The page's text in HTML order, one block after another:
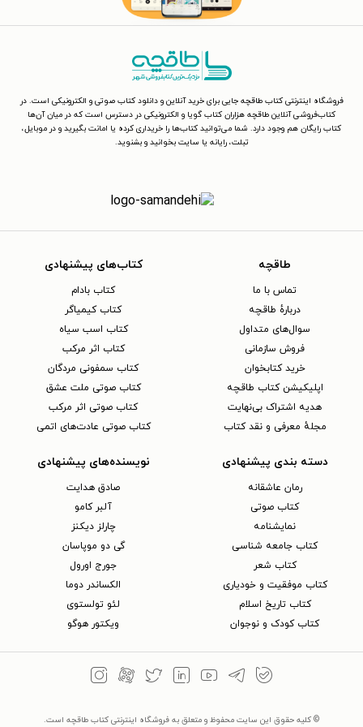
فروشگاه اینترنتی کتاب طاقچه جایی برای خرید آنلاین و دانلود کتاب صوتی و الکترونیکی است. در
کتاب‌فروشی آنلاین طاقچه هزاران کتاب گویا و الکترونیکی در دسترس است که در میان آن‌ها
کتاب رایگان هم وجود دارد. شما می‌توانید کتاب‌ها را خریداری کرده یا امانت بگیرید و در موبایل،
تبلت، رایانه یا سایت بخوانید و بشنوید.
طاقچه
تماس با ما
دربارهٔ طاقچه
سوال‌های متداول
فروش سازمانی
خرید کتابخوان
اپلیکیشن کتاب طاقچه
هدیه اشتراک بی‌نهایت
مجلهٔ معرفی و نقد کتاب
کتاب‌های پیشنهادی
کتاب بادام
کتاب کیمیاگر
کتاب اسب سیاه
کتاب اثر مرکب
کتاب سمفونی مردگان
کتاب صوتی ملت عشق
کتاب صوتی اثر مرکب
کتاب صوتی عادت‌های اتمی
دسته بندی پیشنهادی
رمان عاشقانه
کتاب‌ صوتی
نمایشنامه
کتاب جامعه شناسی
کتاب شعر
کتاب موفقیت و خودیاری
کتاب تاریخ اسلام
کتاب کودک و نوجوان
نویسنده‌های پیشنهادی
صادق هدایت
آلبر کامو
چارلز دیکنز
گی دو موپاسان
جورج اورول
الکساندر دوما
لئو تولستوی
ویکتور هوگو
© کلیه حقوق این سایت محفوظ و متعلق به فروشگاه اینترنتی کتاب طاقچه است.